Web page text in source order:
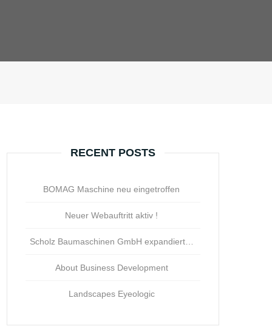
RECENT POSTS
BOMAG Maschine neu eingetroffen
Neuer Webauftritt aktiv !
Scholz Baumaschinen GmbH expandiert…
About Business Development
Landscapes Eyeologic